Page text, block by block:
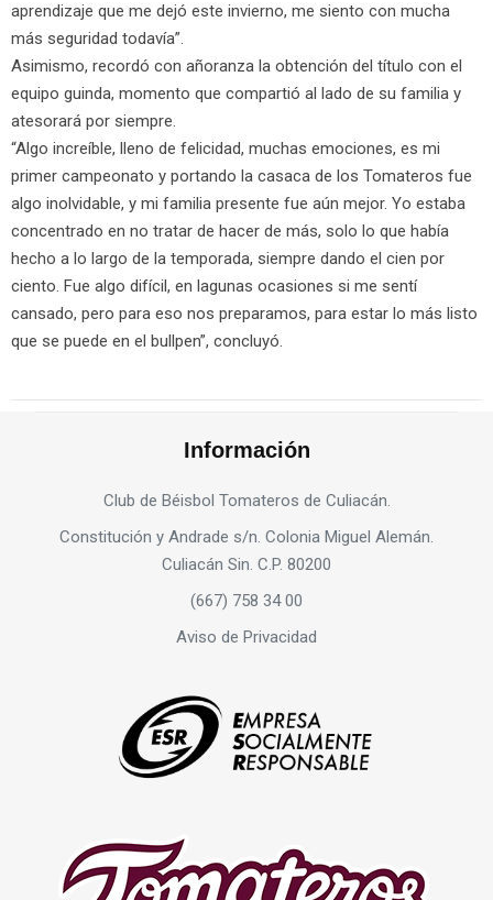
aprendizaje que me dejó este invierno, me siento con mucha
más seguridad todavía”.
Asimismo, recordó con añoranza la obtención del título con el
equipo guinda, momento que compartió al lado de su familia y
atesorará por siempre.
“Algo increíble, lleno de felicidad, muchas emociones, es mi
primer campeonato y portando la casaca de los Tomateros fue
algo inolvidable, y mi familia presente fue aún mejor. Yo estaba
concentrado en no tratar de hacer de más, solo lo que había
hecho a lo largo de la temporada, siempre dando el cien por
ciento. Fue algo difícil, en lagunas ocasiones si me sentí
cansado, pero para eso nos preparamos, para estar lo más listo
que se puede en el bullpen”, concluyó.
Información
Club de Béisbol Tomateros de Culiacán.
Constitución y Andrade s/n. Colonia Miguel Alemán.
Culiacán Sin. C.P. 80200
(667) 758 34 00
Aviso de Privacidad